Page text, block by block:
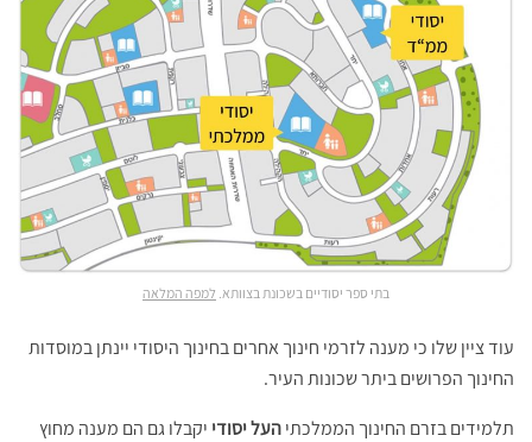
בתי ספר יסודיים בשכונת בצוותא. למפה המלאה
עוד ציין שלו כי מענה לזרמי חינוך אחרים בחינוך היסודי יינתן במוסדות
החינוך הפרושים ביתר שכונות העיר.
תלמידים בזרם החינוך הממלכתיהעל יסודי יקבלו גם הם מענה מחוץ